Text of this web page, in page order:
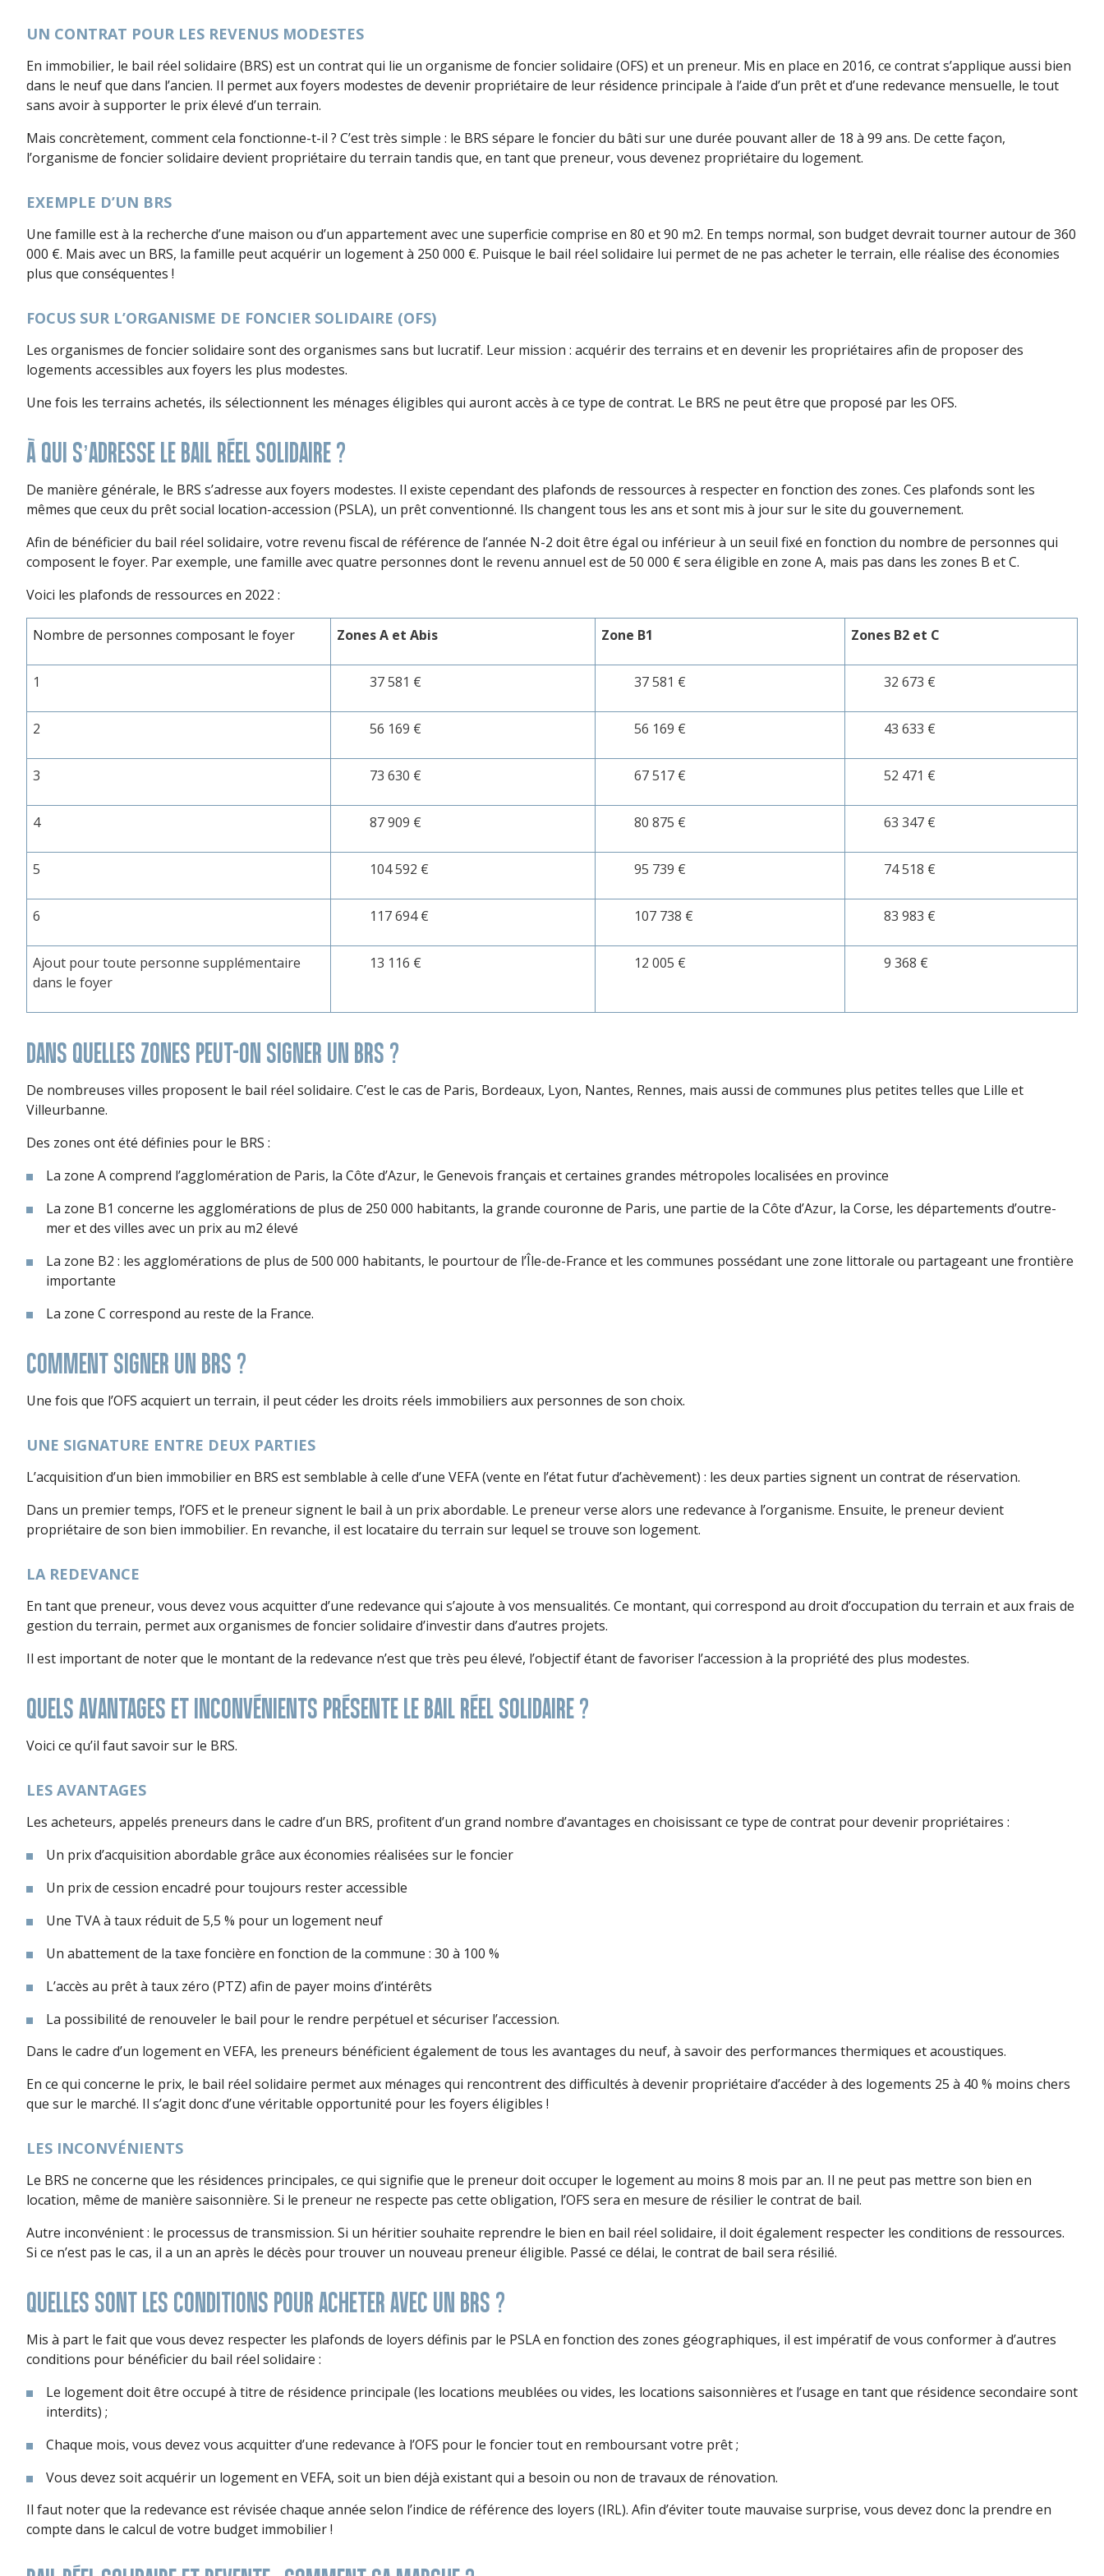
UN CONTRAT POUR LES REVENUS MODESTES
En immobilier, le bail réel solidaire (BRS) est un contrat qui lie un organisme de foncier solidaire (OFS) et un preneur. Mis en place en 2016, ce contrat s’applique aussi bien
dans le neuf que dans l’ancien. Il permet aux foyers modestes de devenir propriétaire de leur résidence principale à l’aide d’un prêt et d’une redevance mensuelle, le tout
sans avoir à supporter le prix élevé d’un terrain.
Mais concrètement, comment cela fonctionne-t-il ? C’est très simple : le BRS sépare le foncier du bâti sur une durée pouvant aller de 18 à 99 ans. De cette façon,
l’organisme de foncier solidaire devient propriétaire du terrain tandis que, en tant que preneur, vous devenez propriétaire du logement.
EXEMPLE D’UN BRS
Une famille est à la recherche d’une maison ou d’un appartement avec une superficie comprise en 80 et 90 m2. En temps normal, son budget devrait tourner autour de 360
000 €. Mais avec un BRS, la famille peut acquérir un logement à 250 000 €. Puisque le bail réel solidaire lui permet de ne pas acheter le terrain, elle réalise des économies
plus que conséquentes !
FOCUS SUR L’ORGANISME DE FONCIER SOLIDAIRE (OFS)
Les organismes de foncier solidaire sont des organismes sans but lucratif. Leur mission : acquérir des terrains et en devenir les propriétaires afin de proposer des
logements accessibles aux foyers les plus modestes.
Une fois les terrains achetés, ils sélectionnent les ménages éligibles qui auront accès à ce type de contrat. Le BRS ne peut être que proposé par les OFS.
À QUI S’ADRESSE LE BAIL RÉEL SOLIDAIRE ?
De manière générale, le BRS s’adresse aux foyers modestes. Il existe cependant des plafonds de ressources à respecter en fonction des zones. Ces plafonds sont les
mêmes que ceux du prêt social location-accession (PSLA), un prêt conventionné. Ils changent tous les ans et sont mis à jour sur le site du gouvernement.
Afin de bénéficier du bail réel solidaire, votre revenu fiscal de référence de l’année N-2 doit être égal ou inférieur à un seuil fixé en fonction du nombre de personnes qui
composent le foyer. Par exemple, une famille avec quatre personnes dont le revenu annuel est de 50 000 € sera éligible en zone A, mais pas dans les zones B et C.
Voici les plafonds de ressources en 2022 :
Nombre de personnes composant le foyer Zones A et Abis Zone B1 Zones B2 et C
1 37 581 € 37 581 € 32 673 €
2 56 169 € 56 169 € 43 633 €
3 73 630 € 67 517 € 52 471 €
4 87 909 € 80 875 € 63 347 €
5 104 592 € 95 739 € 74 518 €
6 117 694 € 107 738 € 83 983 €
Ajout pour toute personne supplémentaire
dans le foyer
13 116 € 12 005 € 9 368 €
DANS QUELLES ZONES PEUT-ON SIGNER UN BRS ?
De nombreuses villes proposent le bail réel solidaire. C’est le cas de Paris, Bordeaux, Lyon, Nantes, Rennes, mais aussi de communes plus petites telles que Lille et
Villeurbanne.
Des zones ont été définies pour le BRS :
La zone A comprend l’agglomération de Paris, la Côte d’Azur, le Genevois français et certaines grandes métropoles localisées en province
La zone B1 concerne les agglomérations de plus de 250 000 habitants, la grande couronne de Paris, une partie de la Côte d’Azur, la Corse, les départements d’outre-
mer et des villes avec un prix au m2 élevé
La zone B2 : les agglomérations de plus de 500 000 habitants, le pourtour de l’Île-de-France et les communes possédant une zone littorale ou partageant une frontière
importante
La zone C correspond au reste de la France.
COMMENT SIGNER UN BRS ?
Une fois que l’OFS acquiert un terrain, il peut céder les droits réels immobiliers aux personnes de son choix.
UNE SIGNATURE ENTRE DEUX PARTIES
L’acquisition d’un bien immobilier en BRS est semblable à celle d’une VEFA (vente en l’état futur d’achèvement) : les deux parties signent un contrat de réservation.
Dans un premier temps, l’OFS et le preneur signent le bail à un prix abordable. Le preneur verse alors une redevance à l’organisme. Ensuite, le preneur devient
propriétaire de son bien immobilier. En revanche, il est locataire du terrain sur lequel se trouve son logement.
LA REDEVANCE
En tant que preneur, vous devez vous acquitter d’une redevance qui s’ajoute à vos mensualités. Ce montant, qui correspond au droit d’occupation du terrain et aux frais de
gestion du terrain, permet aux organismes de foncier solidaire d’investir dans d’autres projets.
Il est important de noter que le montant de la redevance n’est que très peu élevé, l’objectif étant de favoriser l’accession à la propriété des plus modestes.
QUELS AVANTAGES ET INCONVÉNIENTS PRÉSENTE LE BAIL RÉEL SOLIDAIRE ?
Voici ce qu’il faut savoir sur le BRS.
LES AVANTAGES
Les acheteurs, appelés preneurs dans le cadre d’un BRS, profitent d’un grand nombre d’avantages en choisissant ce type de contrat pour devenir propriétaires :
Un prix d’acquisition abordable grâce aux économies réalisées sur le foncier
Un prix de cession encadré pour toujours rester accessible
Une TVA à taux réduit de 5,5 % pour un logement neuf
Un abattement de la taxe foncière en fonction de la commune : 30 à 100 %
L’accès au prêt à taux zéro (PTZ) afin de payer moins d’intérêts
La possibilité de renouveler le bail pour le rendre perpétuel et sécuriser l’accession.
Dans le cadre d’un logement en VEFA, les preneurs bénéficient également de tous les avantages du neuf, à savoir des performances thermiques et acoustiques.
En ce qui concerne le prix, le bail réel solidaire permet aux ménages qui rencontrent des difficultés à devenir propriétaire d’accéder à des logements 25 à 40 % moins chers
que sur le marché. Il s’agit donc d’une véritable opportunité pour les foyers éligibles !
LES INCONVÉNIENTS
Le BRS ne concerne que les résidences principales, ce qui signifie que le preneur doit occuper le logement au moins 8 mois par an. Il ne peut pas mettre son bien en
location, même de manière saisonnière. Si le preneur ne respecte pas cette obligation, l’OFS sera en mesure de résilier le contrat de bail.
Autre inconvénient : le processus de transmission. Si un héritier souhaite reprendre le bien en bail réel solidaire, il doit également respecter les conditions de ressources.
Si ce n’est pas le cas, il a un an après le décès pour trouver un nouveau preneur éligible. Passé ce délai, le contrat de bail sera résilié.
QUELLES SONT LES CONDITIONS POUR ACHETER AVEC UN BRS ?
Mis à part le fait que vous devez respecter les plafonds de loyers définis par le PSLA en fonction des zones géographiques, il est impératif de vous conformer à d’autres
conditions pour bénéficier du bail réel solidaire :
Le logement doit être occupé à titre de résidence principale (les locations meublées ou vides, les locations saisonnières et l’usage en tant que résidence secondaire sont
interdits) ;
Chaque mois, vous devez vous acquitter d’une redevance à l’OFS pour le foncier tout en remboursant votre prêt ;
Vous devez soit acquérir un logement en VEFA, soit un bien déjà existant qui a besoin ou non de travaux de rénovation.
Il faut noter que la redevance est révisée chaque année selon l’indice de référence des loyers (IRL). Afin d’éviter toute mauvaise surprise, vous devez donc la prendre en
compte dans le calcul de votre budget immobilier !